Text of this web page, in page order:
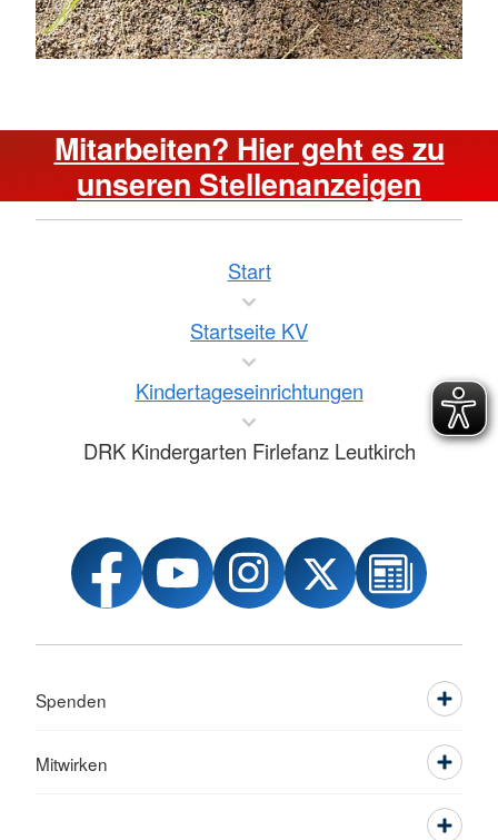
Mitarbeiten? Hier geht es zu
unseren Stellenanzeigen
Start
Startseite KV
Kindertageseinrichtungen
DRK Kindergarten Firlefanz Leutkirch
Spenden
Mitwirken